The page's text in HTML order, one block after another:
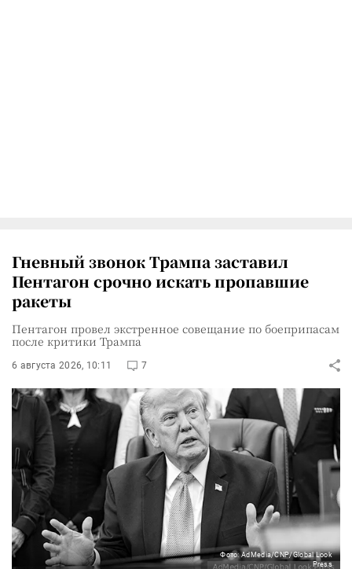
Гневный звонок Трампа заставил
Пентагон срочно искать пропавшие
ракеты
Пентагон провел экстренное совещание по боеприпасам
после критики Трампа
6 августа 2026, 10:11 7
Фото: AdMedia/CNP/Global Look
Press